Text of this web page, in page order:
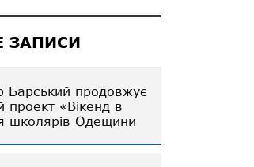
ЗАПИСИ
Барський продовжує
проект «Вікенд в
школярів Одещини